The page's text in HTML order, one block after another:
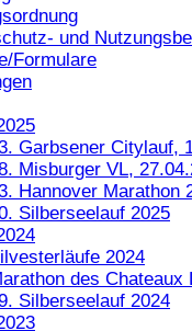
und
Formulare
Garbsener Citylauf,
Misburger VL,
Hannover Marathon
Silberseelauf 2025
2024
des Chateaux
Silberseelauf 2024